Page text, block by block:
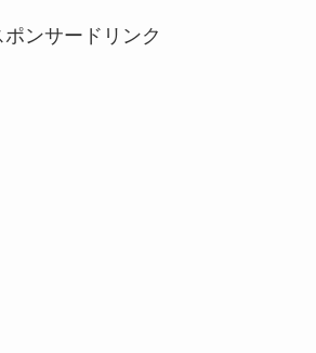
ポンサードリンク